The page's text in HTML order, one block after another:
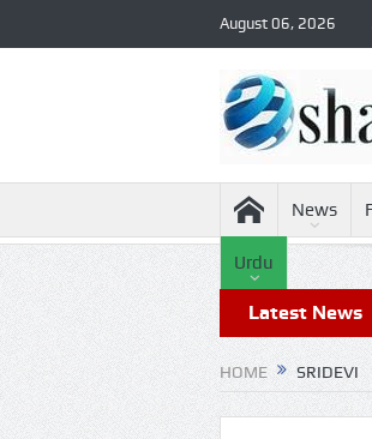
August 06, 2026
News
Urdu
Latest News
रिपोर्ट: अपनी कक्षा से भटका SpaceX
HOME SRIDEVI